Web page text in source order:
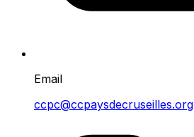
Email
ccpc@ccpaysdecruseilles.org